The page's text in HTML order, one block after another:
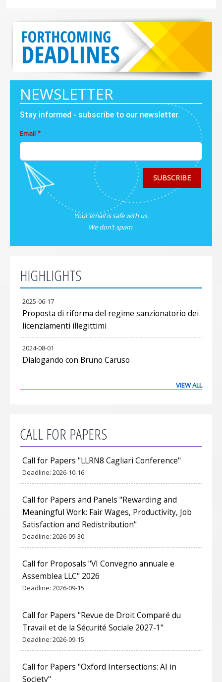
NEWSLETTER
Stay informed - subscribe to our newsletter.
Email
SUBSCRIBE
Your email is safe with us.
We don’t spam.
HIGHLIGHTS
2025-06-17
Proposta di riforma del regime sanzionatorio dei
licenziamenti illegittimi
2024-08-01
Dialogando con Bruno Caruso
VIEW ALL
CALL FOR PAPERS
Call for Papers "LLRN8 Cagliari Conference"
Deadline: 2026-10-16
Call for Papers and Panels "Rewarding and
Meaningful Work: Fair Wages, Productivity, Job
Satisfaction and Redistribution"
Deadline: 2026-09-30
Call for Proposals "VI Convegno annuale e
Assemblea LLC" 2026
Deadline: 2026-09-15
Call for Papers "Revue de Droit Comparé du
Travail et de la Sécurité Sociale 2027-1"
Deadline: 2026-09-15
Call for Papers "Oxford Intersections: AI in
Society"